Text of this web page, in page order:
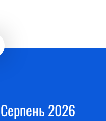
2026